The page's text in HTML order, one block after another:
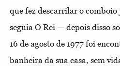
que fez descarrilar o comboio
seguia O Rei — depois disso
16 de agosto de 1977 foi
banheira da sua casa, sem